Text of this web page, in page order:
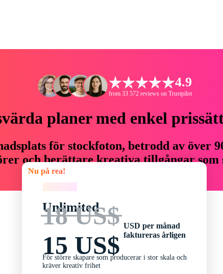
4.9
from 33 572 reviews on Trustpilot
planer med enkel
för stockfoton, betrodd av över
och berättare kreativa tillgångar
Nu på rea!
Unlimited
18 US$
15 US$
USD per månad
faktureras årligen
För större skapare som producerar i stor skala och
kräver kreativ frihet